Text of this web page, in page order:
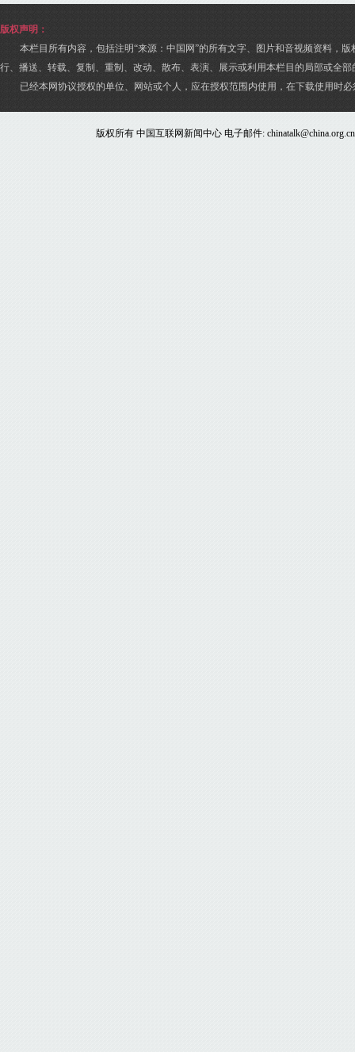
版权声明：
本栏目所有内容，包括注明“来源：中国网”的所有文字、图片和音视频资料，
行、播送、转载、复制、重制、改动、散布、表演、展示或利用本栏目的局部或全
已经本网协议授权的单位、网站或个人，应在授权范围内使用，在下载使用时
版权所有 中国互联网新闻中心 电子邮件: